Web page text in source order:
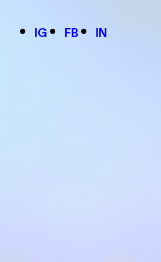
IG FB IN